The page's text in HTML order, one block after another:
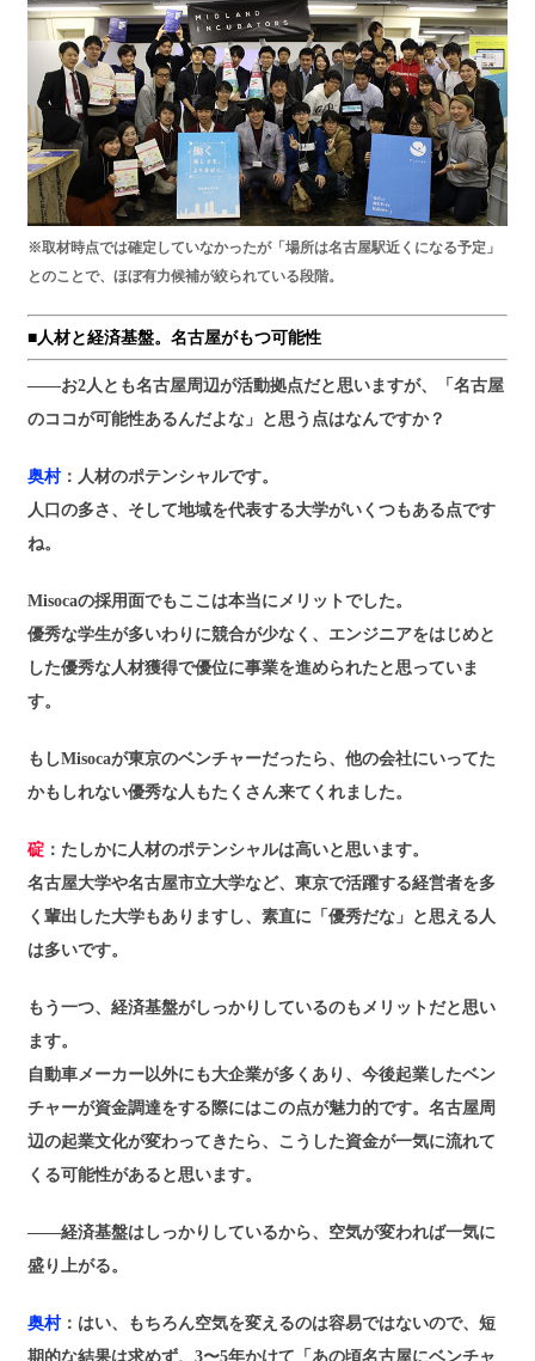
※取材時点では確定していなかったが「場所は名古屋駅近くになる予定」
とのことで、ほぼ有力候補が絞られている段階。
■人材と経済基盤。名古屋がもつ可能性
――お2人とも名古屋周辺が活動拠点だと思いますが、「名古屋
のココが可能性あるんだよな」と思う点はなんですか？
奥村：人材のポテンシャルです。
人口の多さ、そして地域を代表する大学がいくつもある点です
ね。
Misocaの採用面でもここは本当にメリットでした。
優秀な学生が多いわりに競合が少なく、エンジニアをはじめと
した優秀な人材獲得で優位に事業を進められたと思っていま
す。
もしMisocaが東京のベンチャーだったら、他の会社にいってた
かもしれない優秀な人もたくさん来てくれました。
碇 ：たしかに人材のポテンシャルは高いと思います。
名古屋大学や名古屋市立大学など、東京で活躍する経営者を多
く輩出した大学もありますし、素直に「優秀だな」と思える人
は多いです。
もう一つ、経済基盤がしっかりしているのもメリットだと思い
ます。
自動車メーカー以外にも大企業が多くあり、今後起業したベン
チャーが資金調達をする際にはこの点が魅力的です。名古屋周
辺の起業文化が変わってきたら、こうした資金が一気に流れて
くる可能性があると思います。
――経済基盤はしっかりしているから、空気が変われば一気に
盛り上がる。
奥村：はい、もちろん空気を変えるのは容易ではないので、短
期的な結果は求めず、3〜5年かけて「あの頃名古屋にベンチャ